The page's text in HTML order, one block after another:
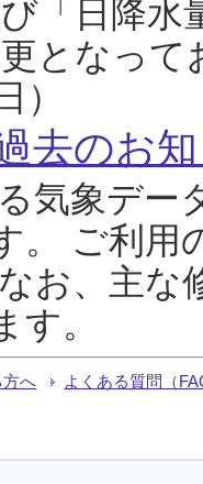
「日降
となっ
）
去のお
気象デー
。 ご利用
お、主な
す。
へ よくある質問（